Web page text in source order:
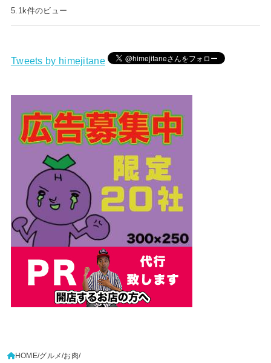
5.1k件のビュー
Tweets by himejitane
HOME グルメ お肉